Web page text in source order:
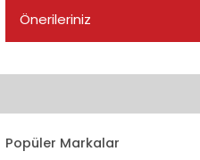
Önerileriniz
Görüş ve önerileriniz için
Popüler Markalar